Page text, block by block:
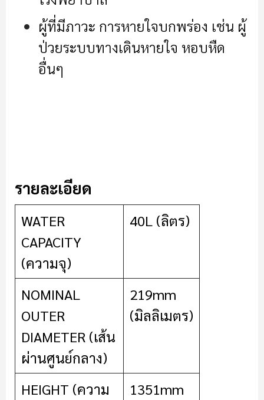
ผู้ที่มีภาวะ การหายใจบกพร่อง เช่น ผู้
ป่วยระบบทางเดินหายใจ หอบหืด
อื่นๆ
รายละเอียด
WATER
CAPACITY
(ความจุ)
40L (ลิตร)
NOMINAL
OUTER
DIAMETER (เส้น
ผ่านศูนย์กลาง)
219mm
(มิลลิเมตร)
HEIGHT (ความ
1351mm